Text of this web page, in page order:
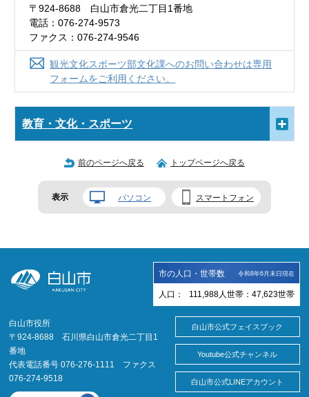
〒924-8688 白山市倉光二丁目1番地
電話：076-274-9573
ファクス：076-274-9546
観光文化スポーツ部文化課へのお問い合わせは専用
フォームをご利用ください。
教育・文化・スポーツ
前のページへ戻る トップページへ戻る
表示 パソコン スマートフォン
市の人口・世帯数 令和8年6月末日現在
人口： 111,988 人 世帯： 47,623世帯
白山市役所
〒924-8688 石川県白山市倉光二丁目1
番地
代表電話番号 076-276-1111 ファクス
076-274-9518
白山市公式フェイスブック
Youtube公式チャンネル
白山市公式LINEアカウント